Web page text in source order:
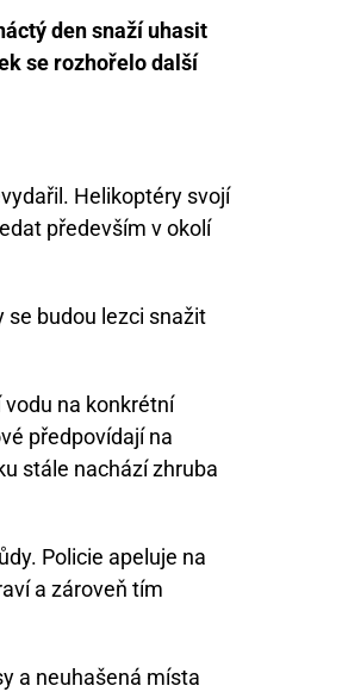
den snaží uhasit
se rozhořelo další
Helikoptéry svojí
především v okolí
se budou lezci snažit
na konkrétní
předpovídají na
stále nachází zhruba
Policie apeluje na
a zároveň tím
a neuhašená místa